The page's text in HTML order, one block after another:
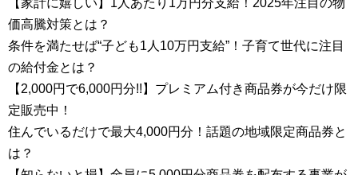
【家計に嬉しい】1人あたり1万円分支給！2025年注目の物
価高騰対策とは？
条件を満たせば“子ども1人10万円支給”！子育て世代に注目
の給付金とは？
【2,000円で6,000円分!!】プレミアム付き商品券が今だけ限
定販売中！
住んでいるだけで最大4,000円分！話題の地域限定商品券と
は？